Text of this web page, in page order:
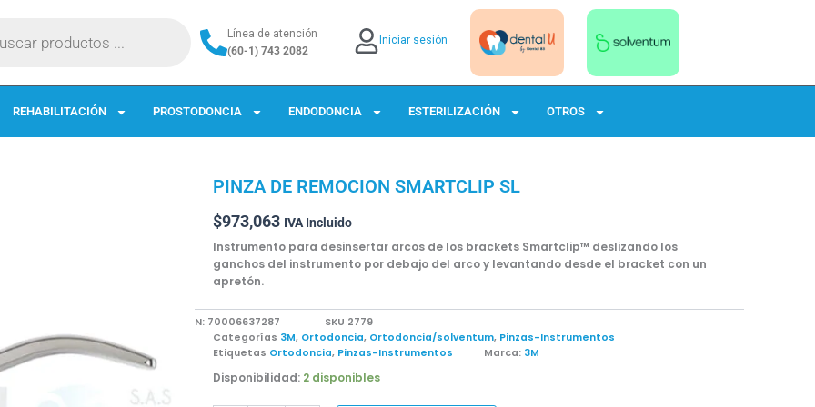
Línea de atención
(60-1) 743 2082
Iniciar sesión
REHABILITACIÓN PROSTODONCIA ENDODONCIA ESTERILIZACIÓN OTROS
PINZA DE REMOCION SMARTCLIP SL
$973,063 IVA Incluido
Instrumento para desinsertar arcos de los brackets Smartclip™ deslizando los
ganchos del instrumento por debajo del arco y levantando desde el bracket con un
apretón.
EAN: 70006637287 SKU 2779
Categorías 3M, Ortodoncia, Ortodoncia/solventum, Pinzas-Instrumentos
Etiquetas Ortodoncia, Pinzas-Instrumentos Marca: 3M
Disponibilidad: 2 disponibles
PINZA